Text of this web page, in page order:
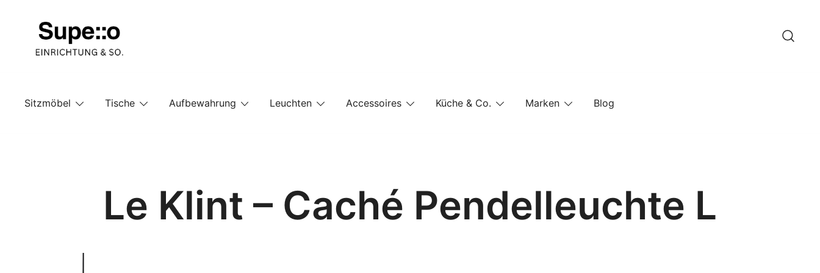
Sitzmöbel
Tische Aufbewahrung Leuchten Accessoires Küche & Co. Marken Blog
Le Klint – Caché Pendelleuchte L